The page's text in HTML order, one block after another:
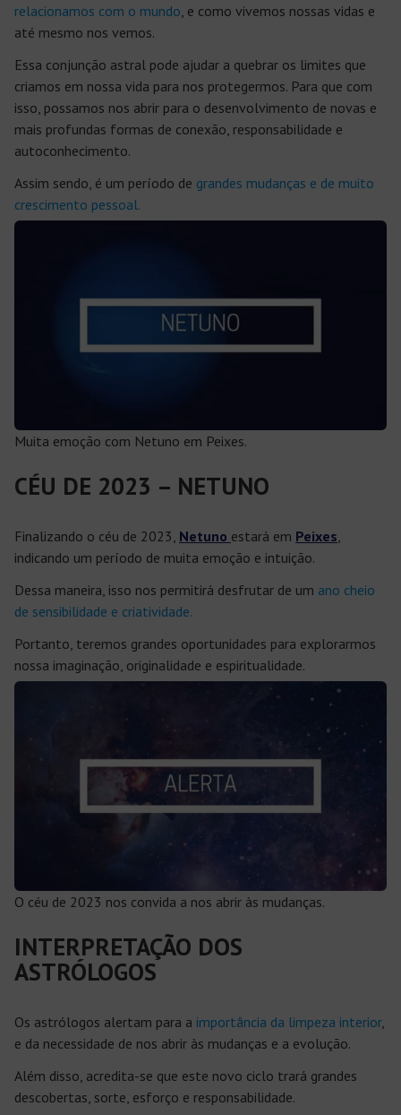
relacionamos com o mundo , e como vivemos nossas vidas e
até mesmo nos vemos.
Essa conjunção astral pode ajudar a quebrar os limites que
criamos em nossa vida para nos protegermos. Para que com
isso, possamos nos abrir para o desenvolvimento de novas e
mais profundas formas de conexão, responsabilidade e
autoconhecimento.
Assim sendo, é um período de grandes mudanças e de muito
crescimento pessoal.
Muita emoção com Netuno em Peixes.
CÉU DE 2023 – NETUNO
Finalizando o céu de 2023, Netuno estará em Peixes,
indicando um período de muita emoção e intuição.
Dessa maneira, isso nos permitirá desfrutar de um ano cheio
de sensibilidade e criatividade.
Portanto, teremos grandes oportunidades para explorarmos
nossa imaginação, originalidade e espiritualidade.
O céu de 2023 nos convida a nos abrir às mudanças.
INTERPRETAÇÃO DOS
ASTRÓLOGOS
Os astrólogos alertam para a importância da limpeza interior,
e da necessidade de nos abrir às mudanças e a evolução.
Além disso, acredita-se que este novo ciclo trará grandes
descobertas, sorte, esforço e responsabilidade.